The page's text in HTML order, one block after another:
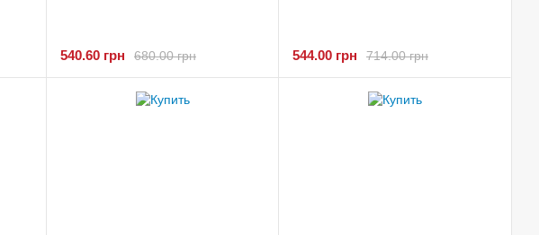
680.00 грн
540.60 грн 714.00 грн
544.00 грн